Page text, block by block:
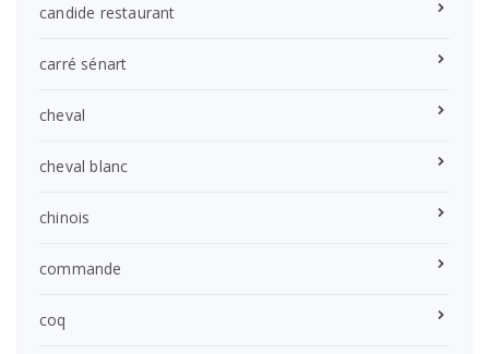
candide restaurant
carré sénart
cheval
cheval blanc
chinois
commande
coq